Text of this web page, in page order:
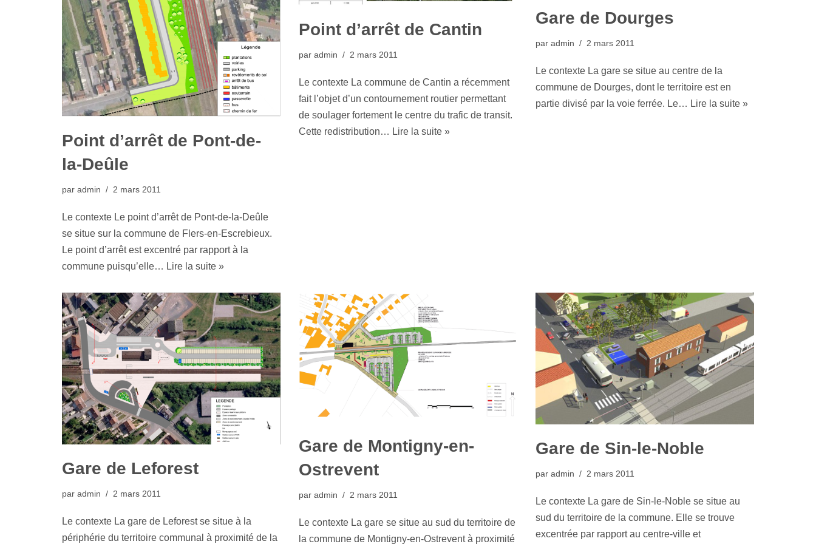
Point d’arrêt de Pont-de-
la-Deûle
par admin 2 mars 2011
Le contexte Le point d’arrêt de Pont-de-la-Deûle
se situe sur la commune de Flers-en-Escrebieux.
Le point d’arrêt est excentré par rapport à la
commune puisqu’elle… Lire la suite »
Point d’arrêt de Cantin
par admin 2 mars 2011
Le contexte La commune de Cantin a récemment
fait l’objet d’un contournement routier permettant
de soulager fortement le centre du trafic de transit.
Cette redistribution… Lire la suite »
Gare de Dourges
par admin 2 mars 2011
Le contexte La gare se situe au centre de la
commune de Dourges, dont le territoire est en
partie divisé par la voie ferrée. Le… Lire la suite »
Gare de Leforest
par admin 2 mars 2011
Le contexte La gare de Leforest se situe à la
périphérie du territoire communal à proximité de la
Gare de Montigny-en-
Ostrevent
par admin 2 mars 2011
Le contexte La gare se situe au sud du territoire de
la commune de Montigny-en-Ostrevent à proximité
Gare de Sin-le-Noble
par admin 2 mars 2011
Le contexte La gare de Sin-le-Noble se situe au
sud du territoire de la commune. Elle se trouve
excentrée par rapport au centre-ville et